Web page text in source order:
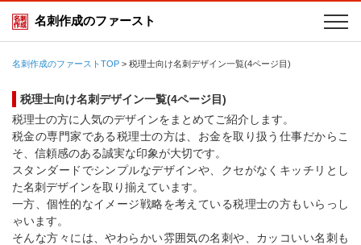
名刺作成のファースト
名刺作成のファーストTOP > 税理士向け名刺デザイン一覧(4ページ目)
税理士向け名刺デザイン一覧(4ページ目)
税理士の方に人気のデザインをまとめてご紹介します。
税金の専門家である税理士の方は、お金を取り扱う仕事だからこ
そ、信頼感のある誠実な印象が大切です。
スタンダードでシンプルなデザインや、クセがなくキッチリとし
た名刺デザインを取り揃えています。
一方、個性的なイメージ戦略を考えている税理士の方もいらっし
ゃいます。
そんな方々には、やわらかい雰囲気の名刺や、カッコいい名刺も